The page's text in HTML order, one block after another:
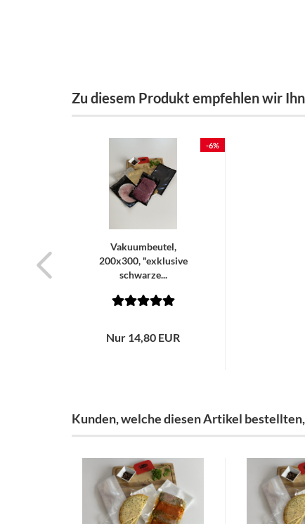
Zu diesem Produkt empfehlen wir
-6%
Vakuumbeutel,
200x300, "exklusive
schwarze...
Nur 14,80 EUR
Kunden, welche diesen Artikel